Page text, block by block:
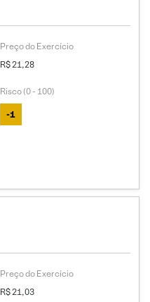
Preço do Exercício
R$ 21,28
Risco (0 - 100)
-1
Preço do Exercício
R$ 21,03